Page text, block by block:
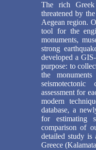
The rich
threatened by
Aegean region.
tool for the
monuments,
strong
developed a
purpose: to
the
assessment for
modern
database, a
for estimating
comparison of
detailed study is
Greece